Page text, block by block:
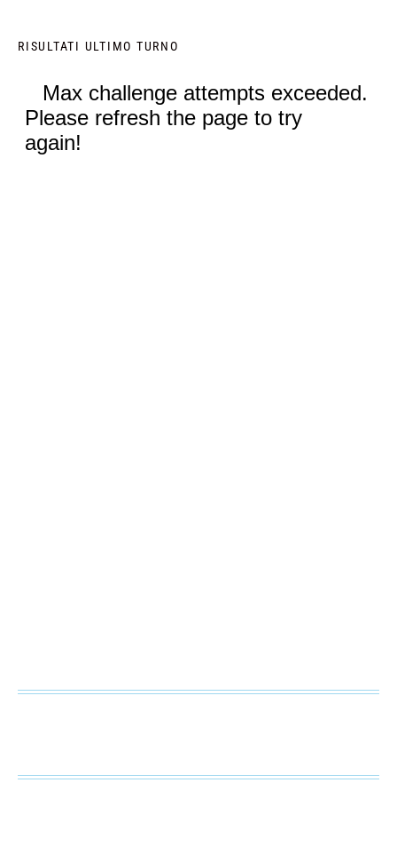
RISULTATI ULTIMO TURNO